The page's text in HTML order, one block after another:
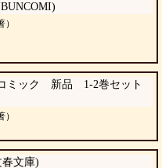
ミック 新品 1-2巻セット
文庫)